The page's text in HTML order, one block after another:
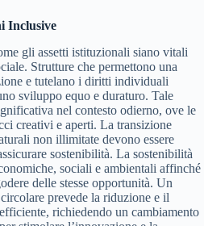
Inclusive
gli assetti istituzionali siano vitali
Strutture che permettono una
e tutelano i diritti individuali
sviluppo equo e duraturo. Tale
nel contesto odierno, ove le
creativi e aperti. La transizione
non illimitate devono essere
sostenibilità. La sostenibilità
sociali e ambientali affinché
delle stesse opportunità. Un
prevede la riduzione e il
richiedendo un cambiamento